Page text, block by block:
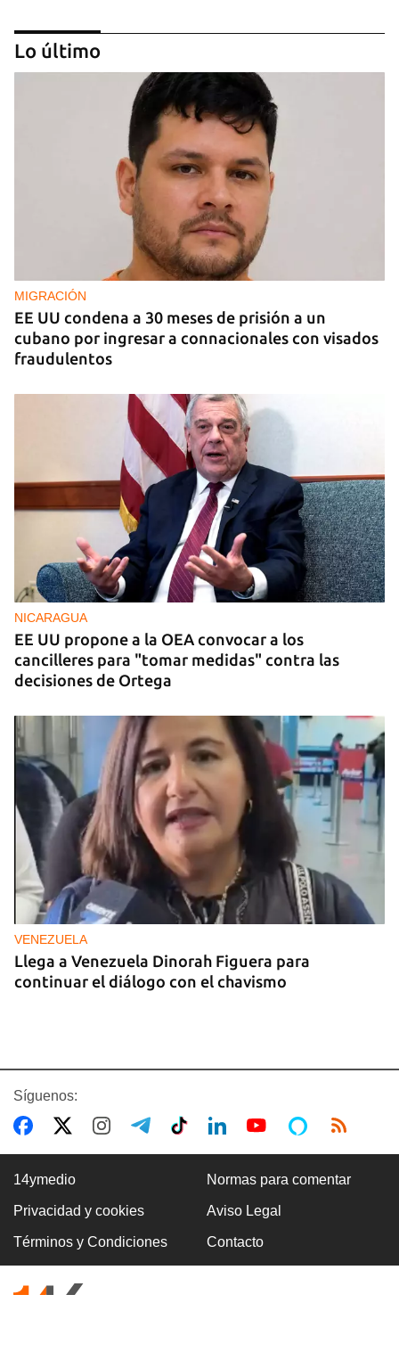
El universo en una caja
Lo último
MIGRACIÓN
EE UU condena a 30 meses de prisión a un
cubano por ingresar a connacionales con visados
fraudulentos
NICARAGUA
EE UU propone a la OEA convocar a los
cancilleres para "tomar medidas" contra las
decisiones de Ortega
VENEZUELA
Llega a Venezuela Dinorah Figuera para
continuar el diálogo con el chavismo
FOTO DEL DÍA
Un litro de aceite cuesta ya más de dos salarios
mínimos
Síguenos:
14ymedio Normas para comentar
Privacidad y cookies Aviso Legal
Términos y Condiciones Contacto